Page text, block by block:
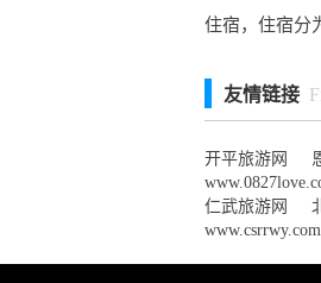
住宿，住宿分
友情链接
开平旅游网
仁武旅游网